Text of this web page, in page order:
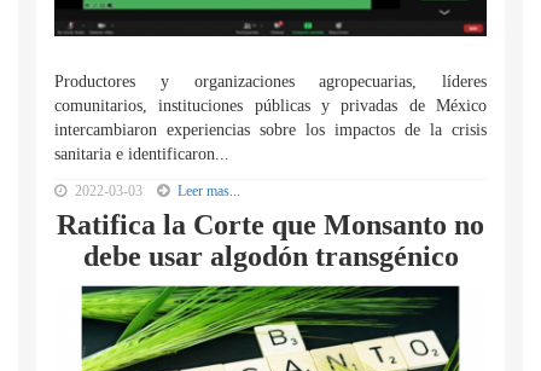
Productores y organizaciones agropecuarias, líderes
comunitarios, instituciones públicas y privadas de México
intercambiaron experiencias sobre los impactos de la crisis
sanitaria e identificaron...
2022-03-03 Leer mas...
Ratifica la Corte que Monsanto no
debe usar algodón transgénico